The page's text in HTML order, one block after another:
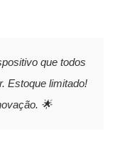
que todos
Estoque limitado!
🌟